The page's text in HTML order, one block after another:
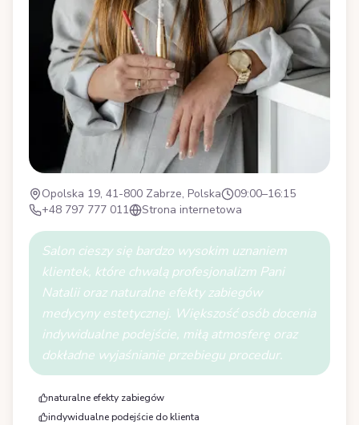
Opolska 19, 41-800 Zabrze, Polska
09:00–16:15
+48 797 777 011
Strona internetowa
Salon cieszy się bardzo wysokim uznaniem
klientek, które chwalą profesjonalizm Pani
Natalii oraz naturalne efekty zabiegów
medycyny estetycznej. Większość osób docenia
indywidualne podejście, miłą atmosferę oraz
dokładne wyjaśnianie przebiegu procedur.
naturalne efekty zabiegów
indywidualne podejście do klienta